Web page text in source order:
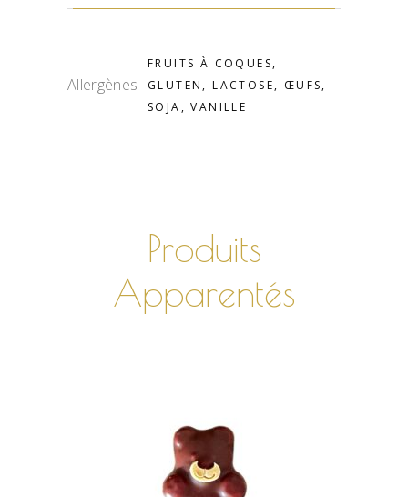
Allergènes
FRUITS À COQUES,
GLUTEN, LACTOSE, ŒUFS,
SOJA, VANILLE
Produits
Apparentés